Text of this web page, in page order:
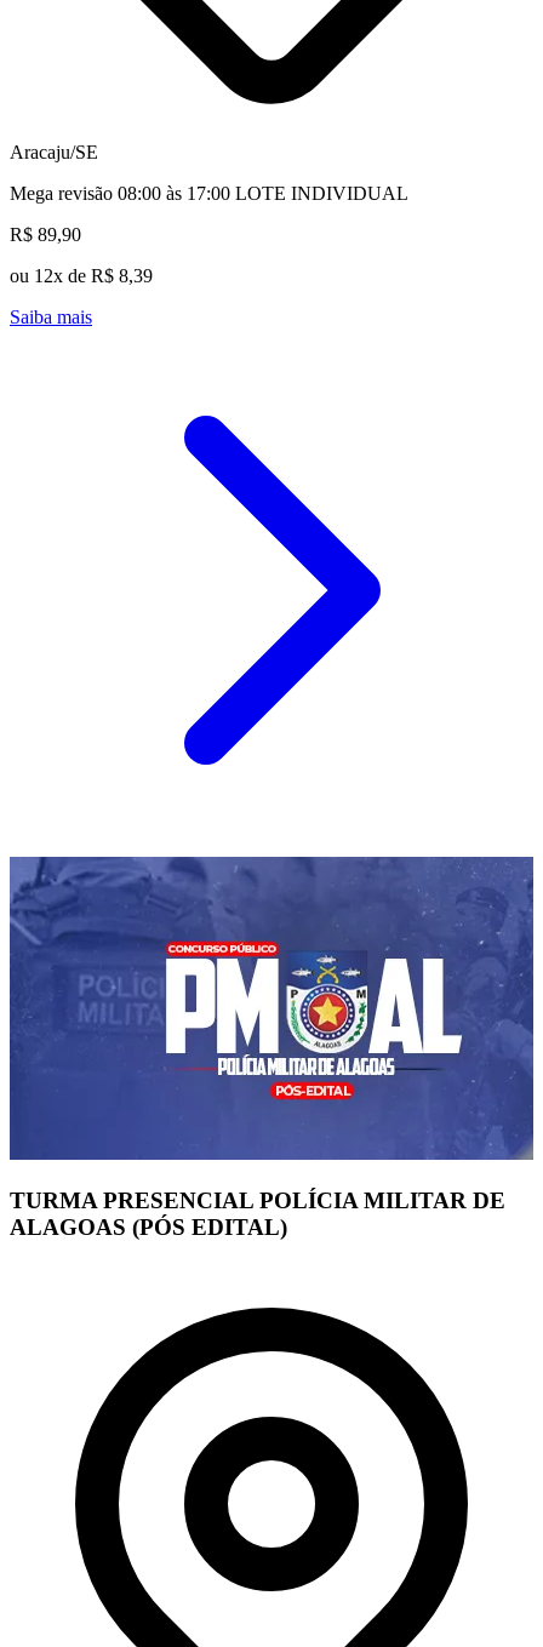
Aracaju/SE
Mega revisão 08:00 às 17:00 LOTE INDIVIDUAL
R$ 89,90
ou 12x de R$ 8,39
Saiba mais
TURMA PRESENCIAL POLÍCIA MILITAR DE
ALAGOAS (PÓS EDITAL)